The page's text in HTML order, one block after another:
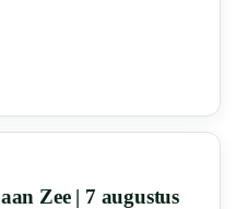
Zee | 7 augustus